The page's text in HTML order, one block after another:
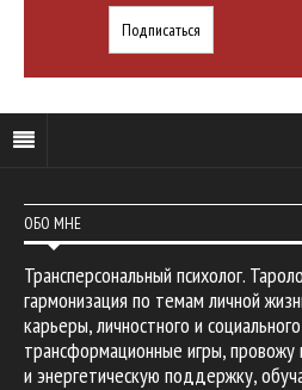
ОБО МНЕ
Трансперсональный психолог.
гармонизация по темам личной
карьеры, личностного и
трансформационные игры,
и энергетическую поддержку,